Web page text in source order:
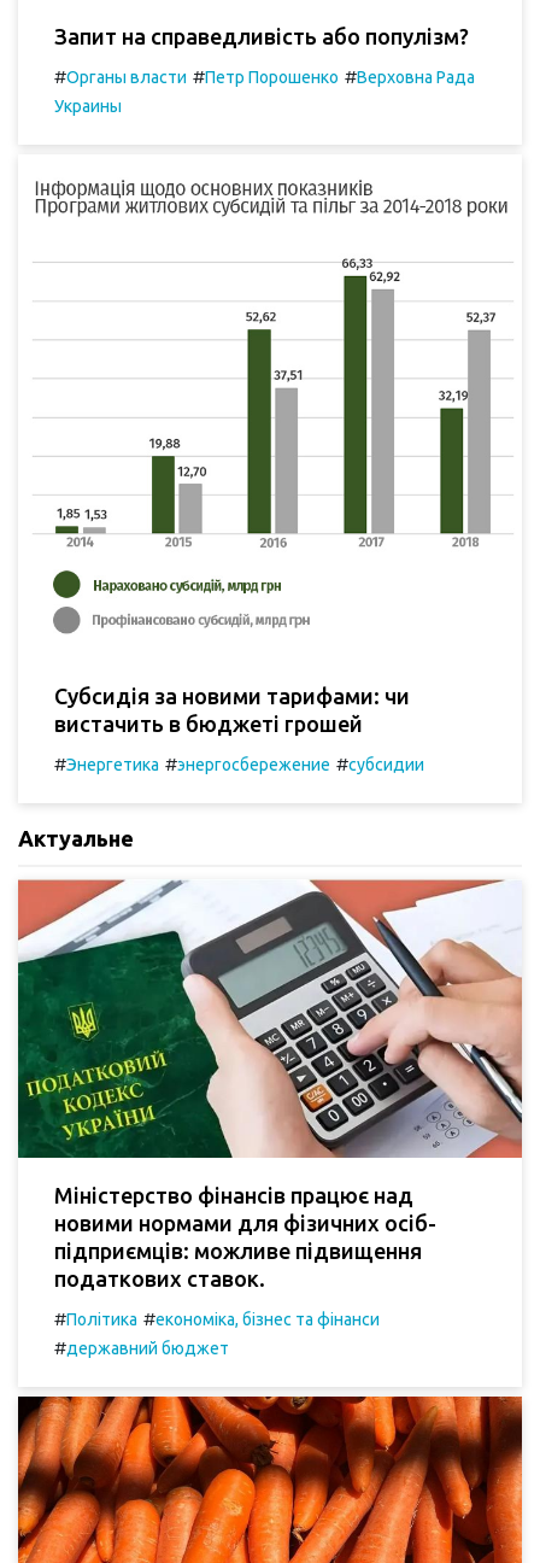
Запит на справедливість або популізм?
#Органы власти #Петр Порошенко #Верховна Рада
Украины
Субсидія за новими тарифами: чи
вистачить в бюджеті грошей
#Энергетика #энергосбережение #субсидии
Актуальне
Міністерство фінансів працює над
новими нормами для фізичних осіб-
підприємців: можливе підвищення
податкових ставок.
#Політика #економіка, бізнес та фінанси
#державний бюджет